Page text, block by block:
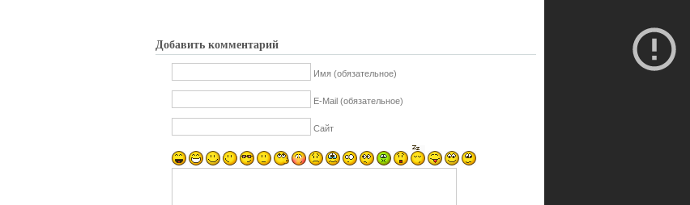
Добавить комментарий
Имя (обязательное)
E-Mail (обязательное)
Сайт